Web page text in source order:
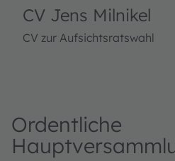
CV Jens Milnikel
CV zur Aufsichtsratswahl
Ordentliche